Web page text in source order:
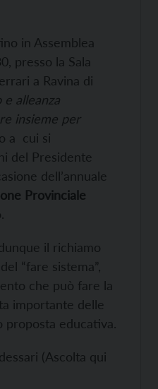
in Assemblea
presso la Sala
a Ravina di
e alleanza
insieme per
a cui si
del Presidente
dell’annuale
Provinciale
il richiamo
“fare sistema”,
che può fare la
importante delle
proposta educativa.
(Ascolta qui